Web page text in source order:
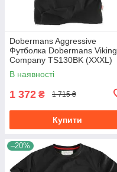
Dobermans Aggressive
Футболка Dobermans Viking
Company TS130BK (XXXL)
В наявності
1 372 ₴ 1 715 ₴
Купити
–20%